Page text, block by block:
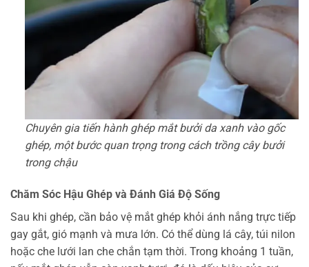
Chuyên gia tiến hành ghép mắt bưởi da xanh vào gốc
ghép, một bước quan trọng trong cách trồng cây bưởi
trong chậu
Chăm Sóc Hậu Ghép và Đánh Giá Độ Sống
Sau khi ghép, cần bảo vệ mắt ghép khỏi ánh nắng trực tiếp
gay gắt, gió mạnh và mưa lớn. Có thể dùng lá cây, túi nilon
hoặc che lưới lan che chắn tạm thời. Trong khoảng 1 tuần,